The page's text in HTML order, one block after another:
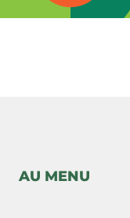
AU MENU